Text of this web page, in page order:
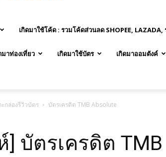
เกิดมาใช้โค้ด : รวมโค้ดส่วนลด SHOPEE,
มาท่องเที่ยว เกิดมาใช้บัตร เกิดมาออมตังค์
กล่องรีวิวบัตร บัตรเครดิต TMB Absolute
] บัตรเครดิต